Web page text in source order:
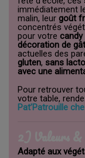
immédiatement
malin, leur goût
concentrés
pour votre candy
décoration de
actuelles des
gluten, sans
avec une
Pour retrouver
votre table,
Pat’Patrouille
Adapté aux